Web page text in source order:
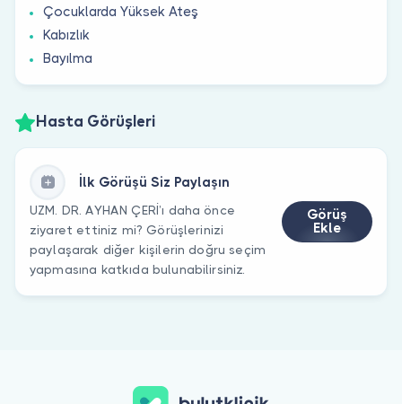
Çocuklarda Yüksek Ateş
Kabızlık
Bayılma
Hasta Görüşleri
İlk Görüşü Siz Paylaşın
UZM. DR. AYHAN ÇERİ’ı daha önce
ziyaret ettiniz mi? Görüşlerinizi
paylaşarak diğer kişilerin doğru seçim
yapmasına katkıda bulunabilirsiniz.
Görüş
Ekle